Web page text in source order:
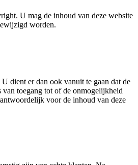
U mag de inhoud van deze website
worden.
dient er dan ook vanuit te gaan dat de
toegang tot of de onmogelijkheid
voor de inhoud van deze